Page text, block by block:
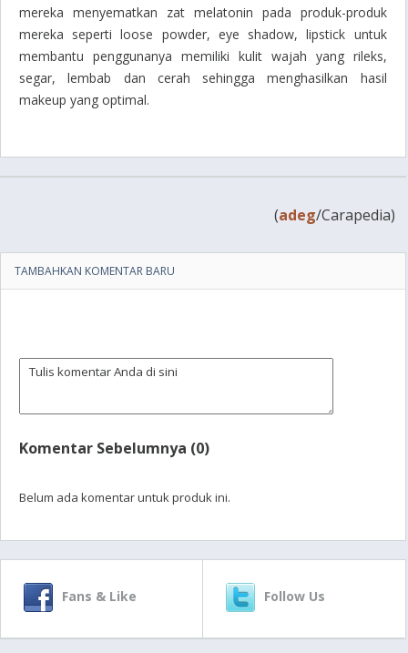
mereka menyematkan zat melatonin pada produk-produk
mereka sepertiloose powder, eye shadow, lipstick untuk
membantu penggunanya memiliki kulit wajah yang rileks,
segar, lembab dan cerah sehingga menghasilkan hasil
makeup yang optimal.
(adeg/Carapedia)
TAMBAHKAN KOMENTAR BARU
Komentar Sebelumnya (0)
Belum ada komentar untuk produk ini.
Fans & Like Follow Us